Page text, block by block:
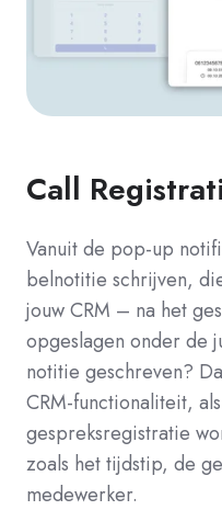
Call
Vanuit de pop-up
belnotitie schrijven,
jouw CRM – na het
opgeslagen onder de
notitie geschreven?
CRM-functionaliteit,
gespreksregistratie
zoals het tijdstip, de
medewerker.